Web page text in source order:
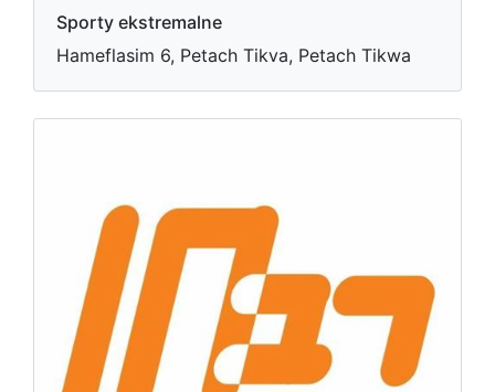
Sporty ekstremalne
Hameflasim 6, Petach Tikva, Petach Tikwa